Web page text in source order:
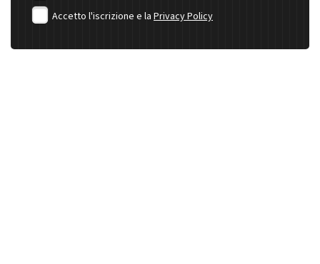
Accetto l'iscrizione e la Privacy Policy